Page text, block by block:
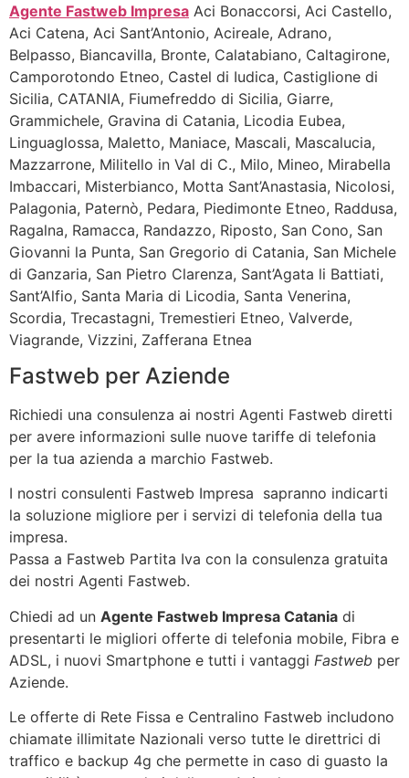
Agente Fastweb Impresa Aci Bonaccorsi, Aci Castello,
Aci Catena, Aci Sant’Antonio, Acireale, Adrano,
Belpasso, Biancavilla, Bronte, Calatabiano, Caltagirone,
Camporotondo Etneo, Castel di Iudica, Castiglione di
Sicilia, CATANIA, Fiumefreddo di Sicilia, Giarre,
Grammichele, Gravina di Catania, Licodia Eubea,
Linguaglossa, Maletto, Maniace, Mascali, Mascalucia,
Mazzarrone, Militello in Val di C., Milo, Mineo, Mirabella
Imbaccari, Misterbianco, Motta Sant’Anastasia, Nicolosi,
Palagonia, Paternò, Pedara, Piedimonte Etneo, Raddusa,
Ragalna, Ramacca, Randazzo, Riposto, San Cono, San
Giovanni la Punta, San Gregorio di Catania, San Michele
di Ganzaria, San Pietro Clarenza, Sant’Agata li Battiati,
Sant’Alfio, Santa Maria di Licodia, Santa Venerina,
Scordia, Trecastagni, Tremestieri Etneo, Valverde,
Viagrande, Vizzini, Zafferana Etnea
Fastweb per Aziende
Richiedi una consulenza ai nostri Agenti Fastweb diretti
per avere informazioni sulle nuove tariffe di telefonia
per la tua azienda a marchio Fastweb.
I nostri consulenti Fastweb Impresa sapranno indicarti
la soluzione migliore per i servizi di telefonia della tua
impresa.
Passa a Fastweb Partita Iva con la consulenza gratuita
dei nostri Agenti Fastweb.
Chiedi ad un Agente Fastweb Impresa Catania di
presentarti le migliori offerte di telefonia mobile, Fibra e
ADSL, i nuovi Smartphone e tutti i vantaggi Fastweb per
Aziende.
Le offerte di Rete Fissa e Centralino Fastweb includono
chiamate illimitate Nazionali verso tutte le direttrici di
traffico e backup 4g che permette in caso di guasto la